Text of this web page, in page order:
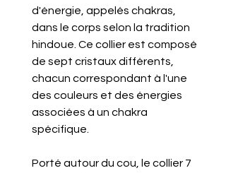
d'énergie, appelés chakras,
dans le corps selon la tradition
hindoue. Ce collier est composé
de sept cristaux différents,
chacun correspondant à l'une
des couleurs et des énergies
associées à un chakra
spécifique.
Porté autour du cou, le collier 7